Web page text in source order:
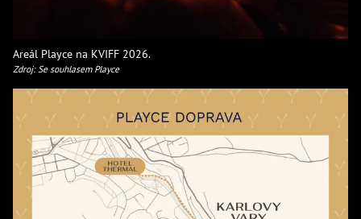
Areál Playce na KVIFF 2026.
Zdroj: Se souhlasem Playce